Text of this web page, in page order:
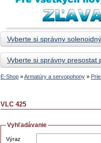
Vyberte si správny
Vyberte si správny presostat
E-Shop »Armatúry a servopohony »
VLC 425
Vyhľadávanie
Výraz